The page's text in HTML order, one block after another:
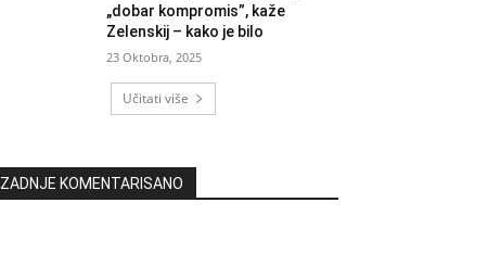
„dobar kompromis”, kaže
Zelenskij – kako je bilo
23 Oktobra, 2025
Učitati više
ZADNJE KOMENTARISANO